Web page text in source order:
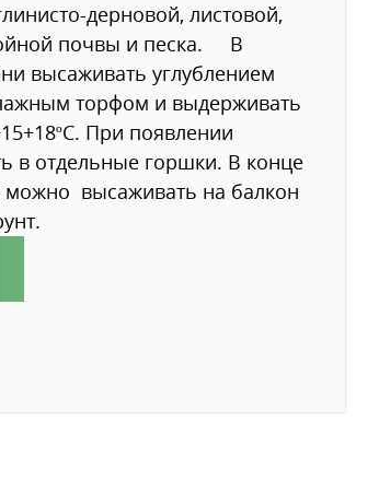
дерновой, листовой,
почвы и песка. В
высаживать углублением
торфом и выдерживать
При появлении
в отдельные горшки. В конце
высаживать на балкон